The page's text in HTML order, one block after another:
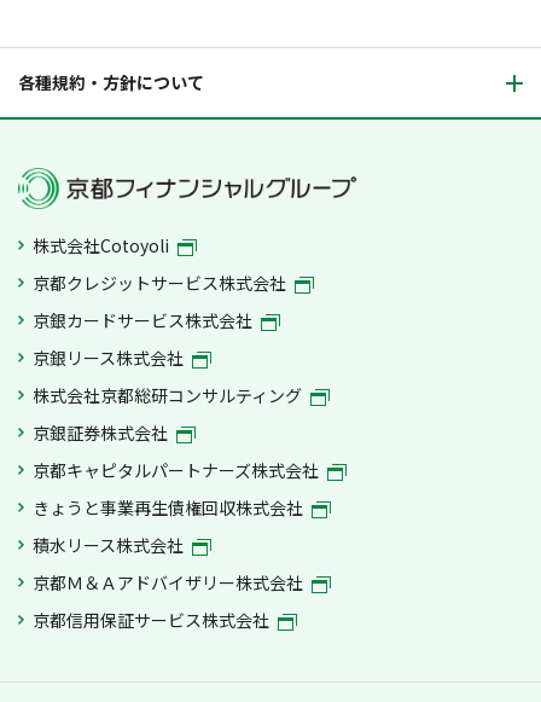
各種規約・方針について
株式会社Cotoyoli
京都クレジットサービス株式会社
京銀カードサービス株式会社
京銀リース株式会社
株式会社京都総研コンサルティング
京銀証券株式会社
京都キャピタルパートナーズ株式会社
きょうと事業再生債権回収株式会社
積水リース株式会社
京都Ｍ＆Ａアドバイザリー株式会社
京都信用保証サービス株式会社